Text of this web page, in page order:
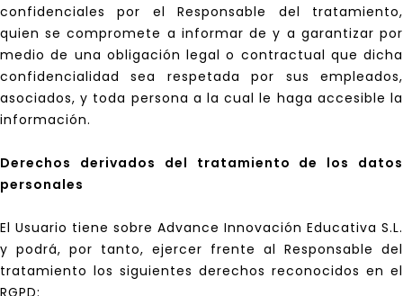
confidenciales por el Responsable del tratamiento,
quien se compromete a informar de y a garantizar por
medio de una obligación legal o contractual que dicha
confidencialidad sea respetada por sus empleados,
asociados, y toda persona a la cual le haga accesible la
información.
Derechos derivados del tratamiento de los datos
personales
El Usuario tiene sobre Advance Innovación Educativa S.L.
y podrá, por tanto, ejercer frente al Responsable del
tratamiento los siguientes derechos reconocidos en el
RGPD: